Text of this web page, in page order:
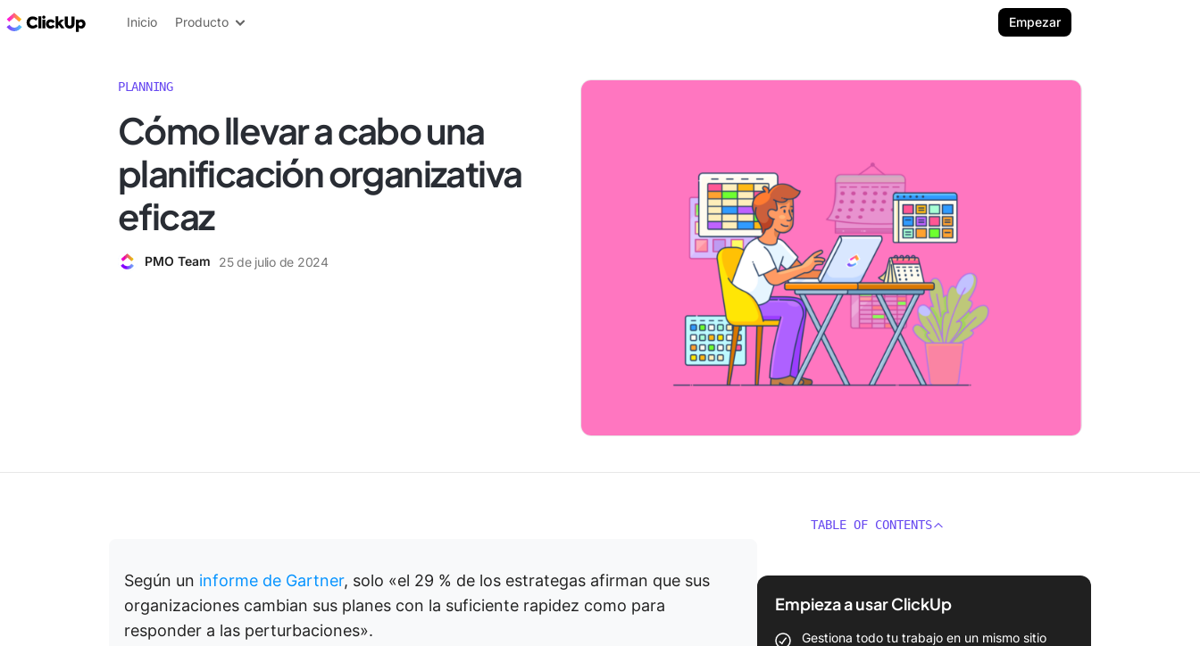
ClickUp Blog
Inicio Producto Empezar
PLANNING
Cómo llevar a cabo una
planificación organizativa
eficaz
PMO Team 25 de julio de 2024
Según un informe de Gartner, solo «el 29 % de los estrategas afirman que sus
organizaciones cambian sus planes con la suficiente rapidez como para
responder a las perturbaciones».
TABLE OF CONTENTS
Empieza a usar ClickUp
Gestiona todo tu trabajo en un mismo sitio